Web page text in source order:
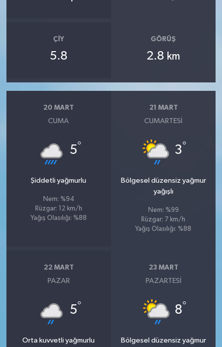
ÇIY
5.8
GÖRÜŞ
2.8 km
20 MART
CUMA
5°
Şiddetli yağmurlu
Nem: %94
Rüzgar: 12 km/h
Yağış Olasılığı: %88
21 MART
CUMARTESI
3°
Bölgesel düzensiz yağmur
yağışlı
Nem: %99
Rüzgar: 7 km/h
Yağış Olasılığı: %88
22 MART
PAZAR
5°
Orta kuvvetli yağmurlu
23 MART
PAZARTESI
8°
Bölgesel düzensiz yağmur